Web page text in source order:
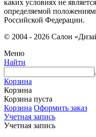
каких условиях не
определяемой
Российской Федерации.
© 2004 - 2026 Салон
Меню
Найти
Корзина
Корзина
Корзина пуста
Корзина Оформить заказ
Учетная запись
Учетная запись